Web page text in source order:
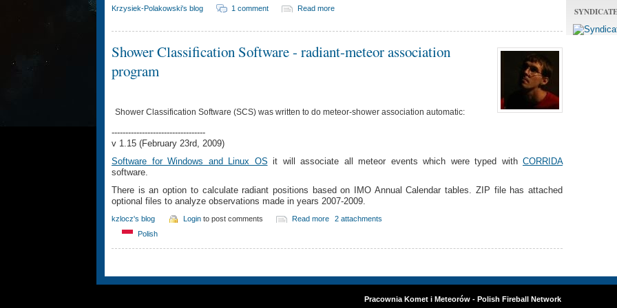
Krzysiek-Polakowski's blog 1 comment Read more
Shower Classification Software - radiant-meteor association
program
Shower Classification Software (SCS) was written to do meteor-shower association automatic:
----------------------------------
v 1.15 (February 23rd, 2009)
Software for Windows and Linux OS it will associate all meteor events which were typed with CORRIDA
software.
There is an option to calculate radiant positions based on IMO Annual Calendar tables. ZIP file has attached
optional files to analyze observations made in years 2007-2009.
kzlocz's blog Login to post comments Read more
2 attachments
Polish
SYNDICATE
Pracownia Komet i Meteorów - Polish Fireball Network